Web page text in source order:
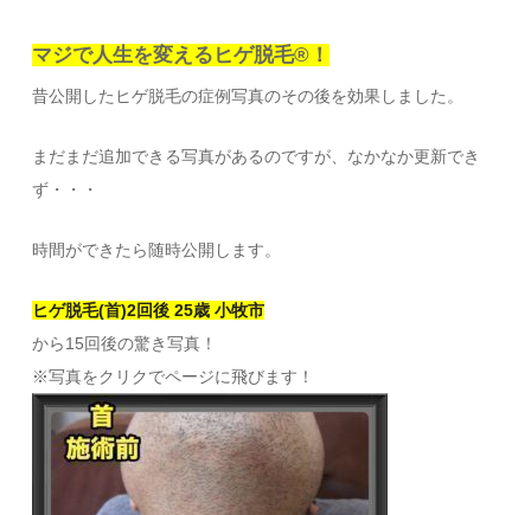
マジで人生を変えるヒゲ脱毛®！
昔公開したヒゲ脱毛の症例写真のその後を効果しました。
まだまだ追加できる写真があるのですが、なかなか更新でき
ず・・・
時間ができたら随時公開します。
ヒゲ脱毛(首)2回後 25歳 小牧市
から15回後の驚き写真！
※写真をクリクでページに飛びます！